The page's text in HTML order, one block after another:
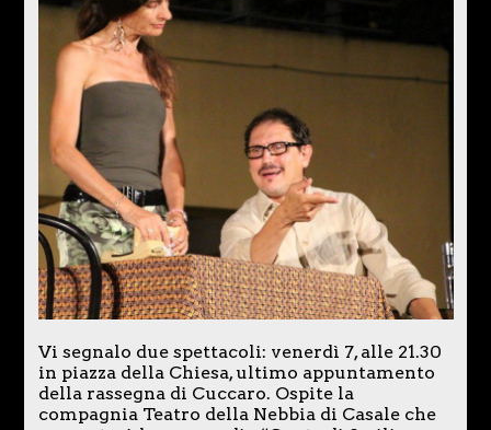
Vi segnalo due spettacoli: venerdì 7, alle 21.30
in piazza della Chiesa, ultimo appuntamento
della rassegna di Cuccaro. Ospite la
compagnia Teatro della Nebbia di Casale che